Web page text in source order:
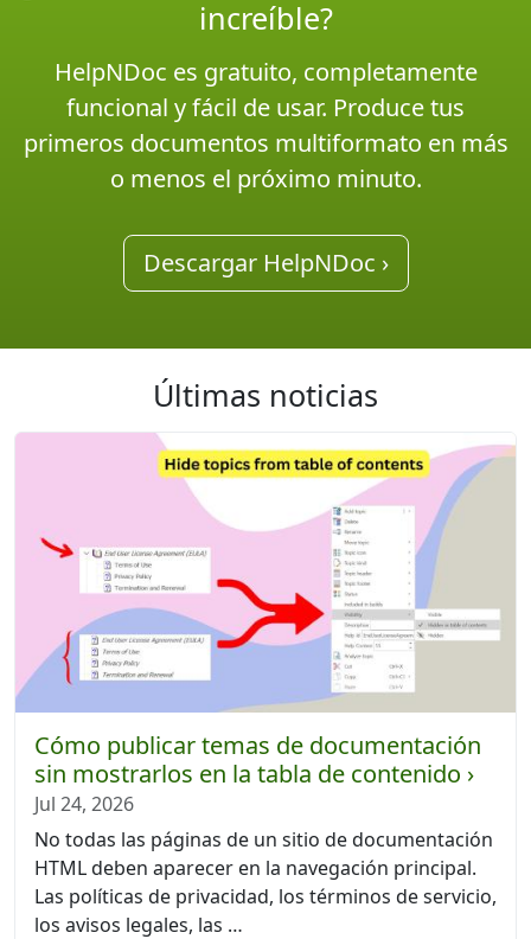
increíble?
HelpNDoc es gratuito, completamente
funcional y fácil de usar. Produce tus
primeros documentos multiformato en más
o menos el próximo minuto.
Descargar HelpNDoc ›
Últimas noticias
Cómo publicar temas de documentación
sin mostrarlos en la tabla de contenido ›
Jul 24, 2026
No todas las páginas de un sitio de documentación
HTML deben aparecer en la navegación principal.
Las políticas de privacidad, los términos de servicio,
los avisos legales, las …